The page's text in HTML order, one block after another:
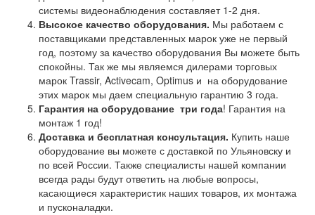
системы видеонаблюдения составляет 1-2 дня.
Высокое качество оборудования. Мы работаем с
поставщиками представленных марок уже не первый
год, поэтому за качество оборудования Вы можете быть
спокойны. Так же мы являемся дилерами торговых
марок Trassir, Activecam, Optimus и на оборудование
этих марок мы даем специальную гарантию 3 года.
Гарантия на оборудование три года! Гарантия на
монтаж 1 год!
Доставка и бесплатная консультация. Купить наше
оборудование вы можете с доставкой по Ульяновску и
по всей России. Также специалисты нашей компании
всегда рады будут ответить на любые вопросы,
касающиеся характеристик наших товаров, их монтажа
и пусконаладки.